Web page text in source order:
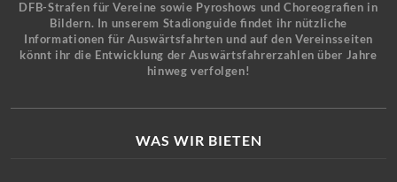
DFB-Strafen für Vereine sowie Pyroshows und Choreografien in
Bildern. In unserem Stadionguide findet ihr nützliche
Informationen für Auswärtsfahrten und auf den Vereinsseiten
könnt ihr die Entwicklung der Auswärtsfahrerzahlen über Jahre
hinweg verfolgen!
WAS WIR BIETEN